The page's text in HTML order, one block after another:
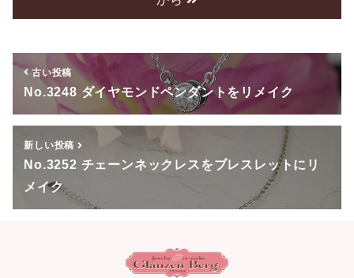
o
k
古い投稿
No.3248 ダイヤモンドペンダントをリメイク
新しい投稿
No.3252 チェーンネックレスをブレスレットにリ
メイク